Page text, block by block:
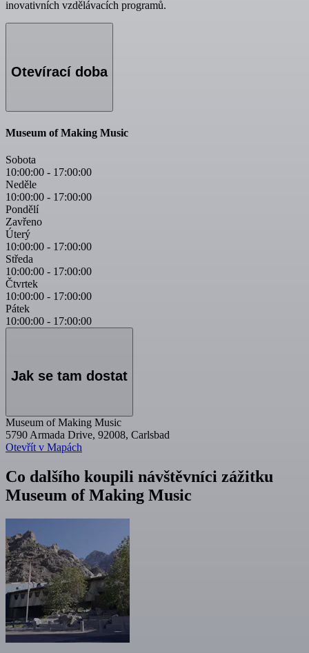
inovativních vzdělávacích programů.
Otevírací doba
Museum of Making Music
Sobota
10:00:00 - 17:00:00
Neděle
10:00:00 - 17:00:00
Pondělí
Zavřeno
Úterý
10:00:00 - 17:00:00
Středa
10:00:00 - 17:00:00
Čtvrtek
10:00:00 - 17:00:00
Pátek
10:00:00 - 17:00:00
Jak se tam dostat
Museum of Making Music
5790 Armada Drive, 92008, Carlsbad
Otevřít v Mapách
Co dalšího koupili návštěvníci zážitku
Museum of Making Music